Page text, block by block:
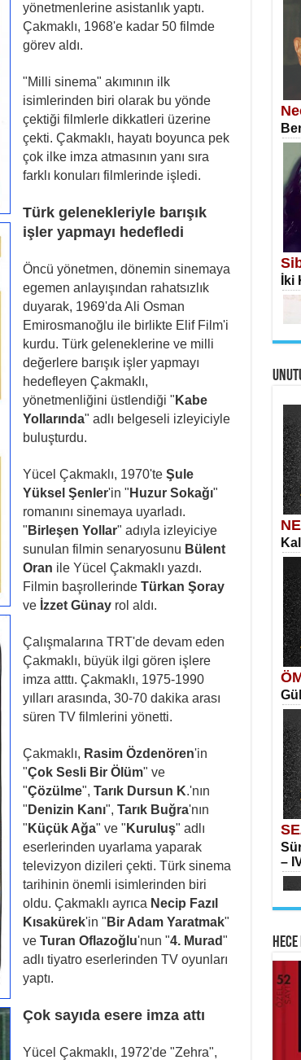
yönetmenlerine asistanlık yaptı.
Çakmaklı, 1968'e kadar 50 filmde
görev aldı.
"Milli sinema" akımının ilk
isimlerinden biri olarak bu yönde
çektiği filmlerle dikkatleri üzerine
çekti. Çakmaklı, hayatı boyunca pek
çok ilke imza atmasının yanı sıra
farklı konuları filmlerinde işledi.
Türk gelenekleriyle barışık
işler yapmayı hedefledi
Öncü yönetmen, dönemin sinemaya
egemen anlayışından rahatsızlık
duyarak, 1969'da Ali Osman
Emirosmanoğlu ile birlikte Elif Film'i
kurdu. Türk geleneklerine ve milli
değerlere barışık işler yapmayı
hedefleyen Çakmaklı,
yönetmenliğini üstlendiği " Kabe
Yollarında" adlı belgeseli izleyiciyle
buluşturdu.
Yücel Çakmaklı, 1970'te Şule
Yüksel Şenler'in " Huzur Sokağı"
romanını sinemaya uyarladı.
" Birleşen Yollar" adıyla izleyiciye
sunulan filmin senaryosunu Bülent
Oran ile Yücel Çakmaklı yazdı.
Filmin başrollerinde Türkan Şoray
veİzzet Günayrol aldı.
Çalışmalarına TRT'de devam eden
Çakmaklı, büyük ilgi gören işlere
imza atttı. Çakmaklı, 1975-1990
yılları arasında, 30-70 dakika arası
süren TV filmlerini yönetti.
Çakmaklı, Rasim Özdenören'in
"Çok Sesli Bir Ölüm" ve
"Çözülme", Tarık Dursun K.'nın
" Denizin Kanı", Tarık Buğra'nın
" Küçük Ağa" ve " Kuruluş" adlı
eserlerinden uyarlama yaparak
televizyon dizileri çekti. Türk sinema
tarihinin önemli isimlerinden biri
oldu. Çakmaklı ayrıca Necip Fazıl
Kısakürek'in " Bir Adam Yaratmak"
ve Turan Oflazoğlu'nun "4. Murad"
adlı tiyatro eserlerinden TV oyunları
yaptı.
Çok sayıda esere imza attı
Yücel Çakmaklı, 1972'de "Zehra",
İki
–